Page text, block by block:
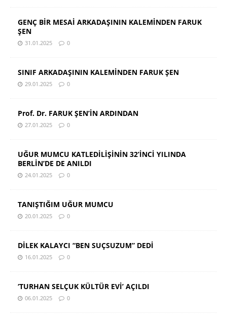
GENÇ BİR MESAİ ARKADAŞININ KALEMİNDEN FARUK
ŞEN
31.01.2025 0
SINIF ARKADAŞININ KALEMİNDEN FARUK ŞEN
29.01.2025 0
Prof. Dr. FARUK ŞEN’İN ARDINDAN
27.01.2025 0
UĞUR MUMCU KATLEDİLİŞİNİN 32’İNCİ YILINDA
BERLİN’DE DE ANILDI
24.01.2025 0
TANIŞTIĞIM UĞUR MUMCU
20.01.2025 0
DİLEK KALAYCI “BEN SUÇSUZUM” DEDİ
16.01.2025 0
‘TURHAN SELÇUK KÜLTÜR EVİ’ AÇILDI
06.01.2025 0